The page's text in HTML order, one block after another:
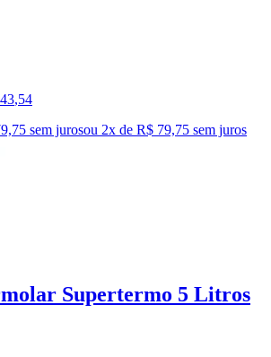
,54
sem jurosou 2x de R$ 79,75 sem juros
Supertermo 5 Litros